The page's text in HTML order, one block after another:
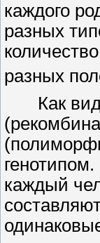
каждого
разных
разных
Как
каждый